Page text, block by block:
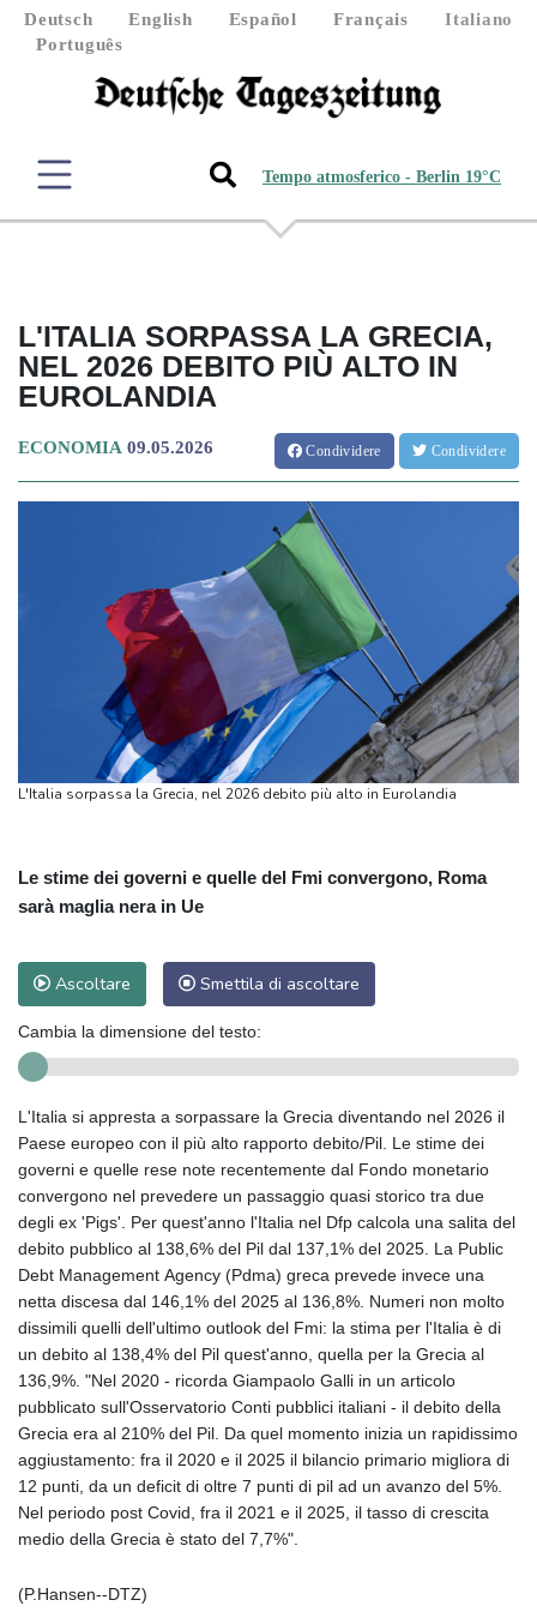
Deutsch English Español Français
Italiano
Português
Tempo atmosferico - Berlin 19°C
L'ITALIA SORPASSA LA GRECIA,
NEL 2026 DEBITO PIÙ ALTO IN
EUROLANDIA
ECONOMIA 09.05.2026 Condividere Condividere
L'Italia sorpassa la Grecia, nel 2026 debito più alto in Eurolandia
Le stime dei governi e quelle del Fmi convergono, Roma
sarà maglia nera in Ue
Ascoltare Smettila di ascoltare
Cambia la dimensione del testo:
L'Italia si appresta a sorpassare la Grecia diventando nel 2026 il
Paese europeo con il più alto rapporto debito/Pil. Le stime dei
governi e quelle rese note recentemente dal Fondo monetario
convergono nel prevedere un passaggio quasi storico tra due
degli ex 'Pigs'. Per quest'anno l'Italia nel Dfp calcola una salita del
debito pubblico al 138,6% del Pil dal 137,1% del 2025. La Public
Debt Management Agency (Pdma) greca prevede invece una
netta discesa dal 146,1% del 2025 al 136,8%. Numeri non molto
dissimili quelli dell'ultimo outlook del Fmi: la stima per l'Italia è di
un debito al 138,4% del Pil quest'anno, quella per la Grecia al
136,9%. "Nel 2020 - ricorda Giampaolo Galli in un articolo
pubblicato sull'Osservatorio Conti pubblici italiani - il debito della
Grecia era al 210% del Pil. Da quel momento inizia un rapidissimo
aggiustamento: fra il 2020 e il 2025 il bilancio primario migliora di
12 punti, da un deficit di oltre 7 punti di pil ad un avanzo del 5%.
Nel periodo post Covid, fra il 2021 e il 2025, il tasso di crescita
medio della Grecia è stato del 7,7%".
(P.Hansen--DTZ)